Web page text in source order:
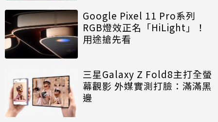
Google Pixel 11 Pro系列
RGB燈效正名「HiLight」！
用途搶先看
三星Galaxy Z Fold8主打全螢
幕觀影 外媒實測打臉：滿滿黑
邊